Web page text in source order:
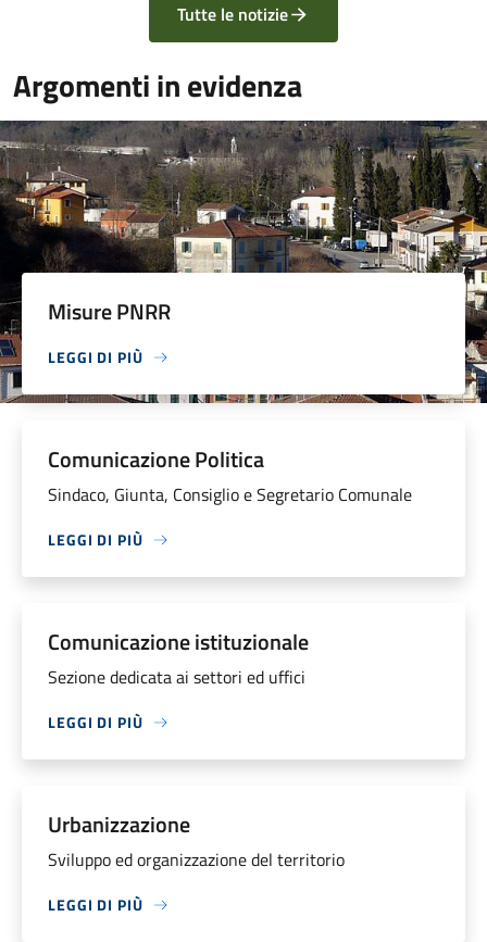
Tutte le notizie
Argomenti in evidenza
Misure PNRR
LEGGI DI PIÙ
Comunicazione Politica
Sindaco, Giunta, Consiglio e Segretario Comunale
LEGGI DI PIÙ
Comunicazione istituzionale
Sezione dedicata ai settori ed uffici
LEGGI DI PIÙ
Urbanizzazione
Sviluppo ed organizzazione del territorio
LEGGI DI PIÙ